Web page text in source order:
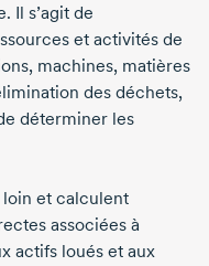
Il s’agit de
et activités de
machines, matières
des déchets,
déterminer les
et calculent
associées à
actifs loués et aux